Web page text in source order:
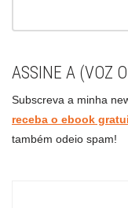
ASSINE A (VOZ
Subscreva a minha
receba o ebook
também odeio spam!